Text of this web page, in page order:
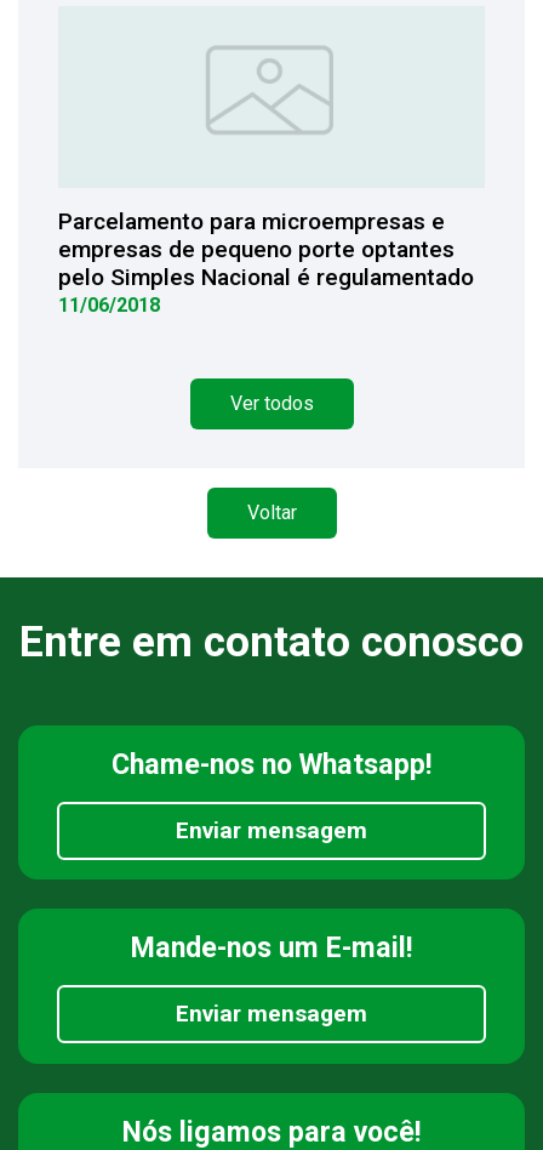
Parcelamento para microempresas e
empresas de pequeno porte optantes
pelo Simples Nacional é regulamentado
11/06/2018
Ver todos
Voltar
Entre em contato conosco
Chame-nos no Whatsapp!
Enviar mensagem
Mande-nos um E-mail!
Enviar mensagem
Nós ligamos para você!